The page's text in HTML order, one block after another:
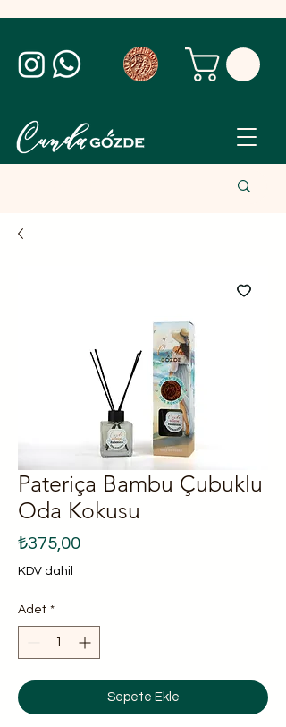
Pateriça Bambu Çubuklu
Oda Kokusu
₺375,00Fiyat
KDV dahil
Adet *
Sepete Ekle